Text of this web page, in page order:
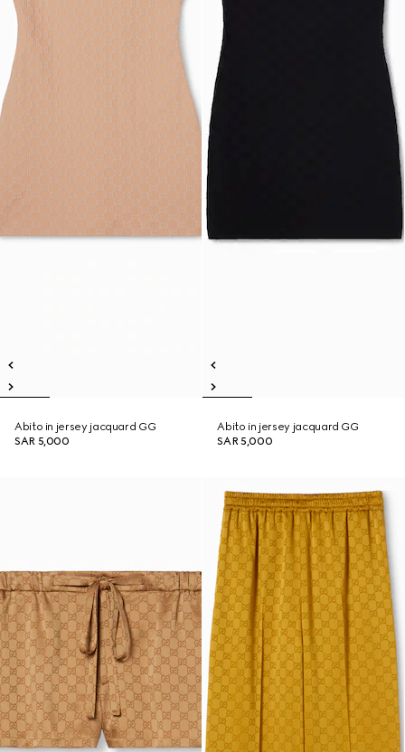
Abito in jersey jacquard GG
SAR 5,000
Abito in jersey jacquard GG
SAR 5,000